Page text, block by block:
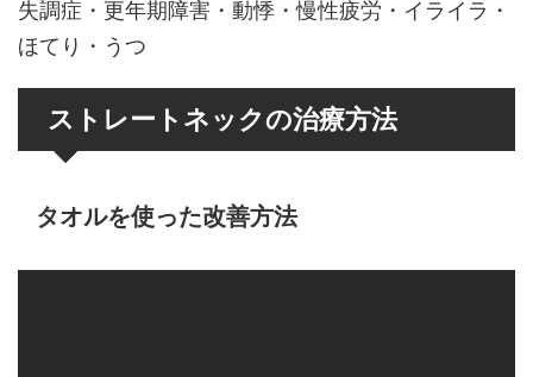
失調症・更年期障害・動悸・慢性疲労・イライラ・
ほてり・うつ
ストレートネックの治療方法
タオルを使った改善方法